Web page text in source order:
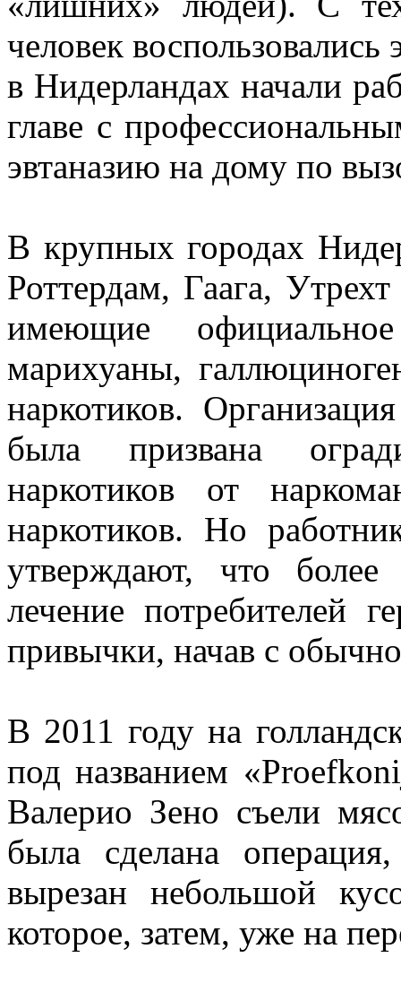
человек
в Нидерландах начали
главе с
эвтаназию на дому по
В крупных городах
Роттердам, Гаага,
имеющие
марихуаны,
наркотиков.
была призвана
наркотиков от
наркотиков. Но
утверждают, что
лечение потребителей
привычки, начав с
В 2011 году на
под названием
Валерио Зено съели
была сделана
вырезан небольшой
которое, затем, уже на